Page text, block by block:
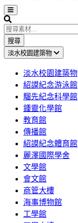
Open
sidebar
Search
搜尋
淡水校園建築物
淡水校園建築物
紹謨紀念游泳館
騮先紀念科學館
鍾靈化學館
教育館
傳播館
紹謨紀念體育館
麗澤國際學舍
文學館
會文館
商管大樓
海事博物館
工學館